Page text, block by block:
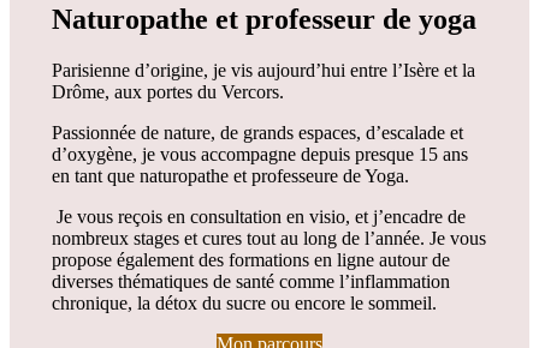
Naturopathe et professeur de yoga
Parisienne d’origine, je vis aujourd’hui entre l’Isère et la
Drôme, aux portes du Vercors.
Passionnée de nature, de grands espaces, d’escalade et
d’oxygène, je vous accompagne depuis presque 15 ans
en tant que naturopathe et professeure de Yoga.
Je vous reçois en consultation en visio, et j’encadre de
nombreux stages et cures tout au long de l’année. Je vous
propose également des formations en ligne autour de
diverses thématiques de santé comme l’inflammation
chronique, la détox du sucre ou encore le sommeil.
Mon parcours